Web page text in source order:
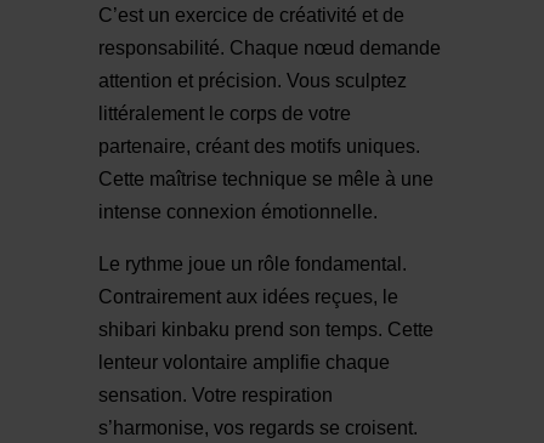
C’est un exercice de créativité et de
responsabilité. Chaque nœud demande
attention et précision. Vous sculptez
littéralement le corps de votre
partenaire, créant des motifs uniques.
Cette maîtrise technique se mêle à une
intense connexion émotionnelle.
Le rythme joue un rôle fondamental.
Contrairement aux idées reçues, le
shibari kinbaku prend son temps. Cette
lenteur volontaire amplifie chaque
sensation. Votre respiration
s’harmonise, vos regards se croisent.